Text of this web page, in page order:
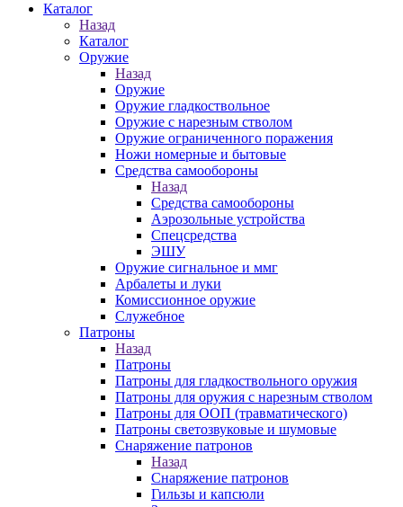
Каталог
Назад
Каталог
Оружие
Назад
Оружие
Оружие гладкоствольное
Оружие с нарезным стволом
Оружие ограниченного поражения
Ножи номерные и бытовые
Средства самообороны
Назад
Средства самообороны
Аэрозольные устройства
Спецсредства
ЭШУ
Оружие сигнальное и ммг
Арбалеты и луки
Комиссионное оружие
Служебное
Патроны
Назад
Патроны
Патроны для гладкоствольного оружия
Патроны для оружия с нарезным стволом
Патроны для ООП (травматического)
Патроны светозвуковые и шумовые
Снаряжение патронов
Назад
Снаряжение патронов
Гильзы и капсюли